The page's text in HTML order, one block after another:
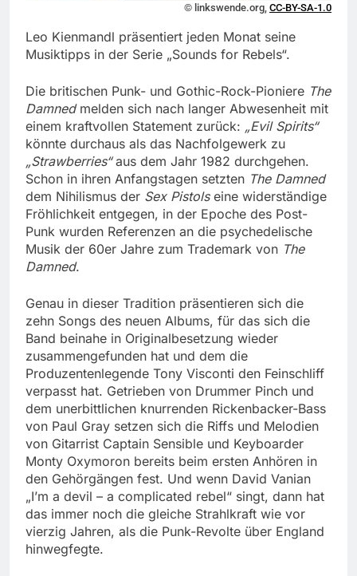
© linkswende.org, CC-BY-SA-1.0
Leo Kienmandl präsentiert jeden Monat seine
Musiktipps in der Serie „Sounds for Rebels“.
Die britischen Punk- und Gothic-Rock-Pioniere The
Damnedmelden sich nach langer Abwesenheit mit
einem kraftvollen Statement zurück: „Evil Spirits“
könnte durchaus als das Nachfolgewerk zu
„Strawberries“aus dem Jahr 1982 durchgehen.
Schon in ihren Anfangstagen setzten The Damned
dem Nihilismus der Sex Pistolseine widerständige
Fröhlichkeit entgegen, in der Epoche des Post-
Punk wurden Referenzen an die psychedelische
Musik der 60er Jahre zum Trademark von The
Damned.
Genau in dieser Tradition präsentieren sich die
zehn Songs des neuen Albums, für das sich die
Band beinahe in Originalbesetzung wieder
zusammengefunden hat und dem die
Produzentenlegende Tony Visconti den Feinschliff
verpasst hat. Getrieben von Drummer Pinch und
dem unerbittlichen knurrenden Rickenbacker-Bass
von Paul Gray setzen sich die Riffs und Melodien
von Gitarrist Captain Sensible und Keyboarder
Monty Oxymoron bereits beim ersten Anhören in
den Gehörgängen fest. Und wenn David Vanian
„I’m a devil – a complicated rebel“ singt, dann hat
das immer noch die gleiche Strahlkraft wie vor
vierzig Jahren, als die Punk-Revolte über England
hinwegfegte.